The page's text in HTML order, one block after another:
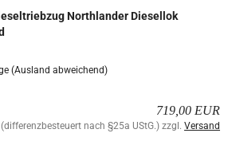
North­lan­der Die­sel­lok
(Ausland abweichend)
719,00 EUR
nach §25a UStG.) zzgl. Versand